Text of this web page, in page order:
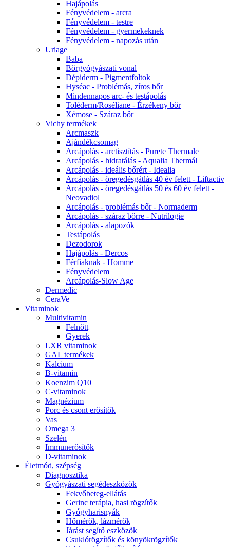
Hajápolás
Fényvédelem - arcra
Fényvédelem - testre
Fényvédelem - gyermekeknek
Fényvédelem - napozás után
Uriage
Baba
Bőrgyógyászati vonal
Dépiderm - Pigmentfoltok
Hyséac - Problémás, zíros bőr
Mindennapos arc- és testápolás
Toléderm/Roséliane - Érzékeny bőr
Xémose - Száraz bőr
Vichy termékek
Arcmaszk
Ajándékcsomag
Arcápolás - arctisztítás - Purete Thermale
Arcápolás - hidratálás - Aqualia Thermál
Arcápolás - ideális bőrért - Idealia
Arcápolás - öregedésgátlás 40 év felett - Liftactiv
Arcápolás - öregedésgátlás 50 és 60 év felett -
Neovadiol
Arcápolás - problémás bőr - Normaderm
Arcápolás - száraz bőrre - Nutrilogie
Arcápolás - alapozók
Testápolás
Dezodorok
Hajápolás - Dercos
Férfiaknak - Homme
Fényvédelem
Arcápolás-Slow Age
Dermedic
CeraVe
Vitaminok
Multivitamin
Felnőtt
Gyerek
LXR vitaminok
GAL termékek
Kalcium
B-vitamin
Koenzim Q10
C-vitaminok
Magnézium
Porc és csont erősítők
Vas
Omega 3
Szelén
Immunerősítők
D-vitaminok
Életmód, szépség
Diagnosztika
Gyógyászati segédeszközök
Fekvőbeteg-ellátás
Gerinc terápia, hasi rögzítők
Gyógyharisnyák
Hőmérők, lázmérők
Járást segítő eszközök
Csuklórögzítők és könyökrögzítők